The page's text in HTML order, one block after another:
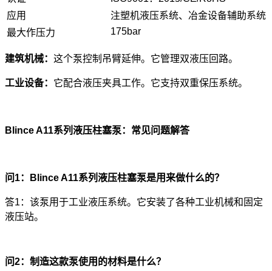
应用
注塑机液压系统、冶金设备辅助系统
最大作压力
175bar
建筑机械： 这个泵控制吊臂延伸。它管理双液压回路。
工业设备： 它配合液压夹具工作。它支持双重保压系统。
Blince A11系列液压柱塞泵：常见问题解答
问1：Blince A11系列液压柱塞泵是用来做什么的？
答1：该泵用于工业液压系统。它安装了各种工业机械和固定
液压站。
问2：制造这款泵使用的材料是什么？